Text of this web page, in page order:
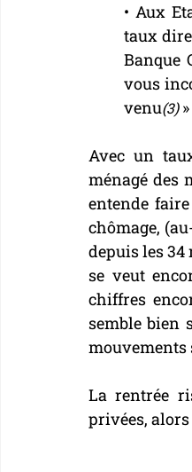
• Aux
taux
Banque
vous
venu(3) »
Avec un
ménagé des
entende
chômage,
depuis les 34
se veut
chiffres
semble bien
mouvements
La rentrée
privées,